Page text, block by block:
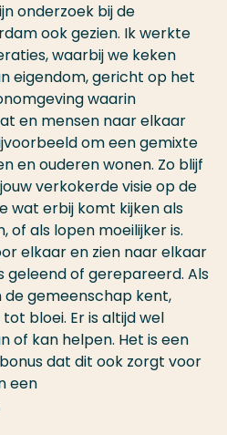
onderzoek bij de
ook gezien. Ik werkte
waarbij we keken
eigendom, gericht op het
waarin
en mensen naar elkaar
om een gemixte
en ouderen wonen. Zo blijf
verkokerde visie op de
wat erbij komt kijken als
of als lopen moeilijker is.
elkaar en zien naar elkaar
geleend of gerepareerd. Als
gemeenschap kent,
bloei. Er is altijd wel
of kan helpen. Het is een
dat dit ook zorgt voor
een